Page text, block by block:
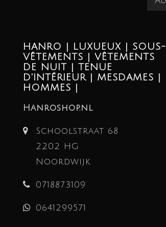
HANRO | LUXUEUX | SOUS-
VÊTEMENTS | VÊTEMENTS
DE NUIT | TENUE
D'INTÉRIEUR | MESDAMES |
HOMMES |
Hanroshop.nl
Schoolstraat 68
2202 HG
Noordwijk
0718873109
0641299571